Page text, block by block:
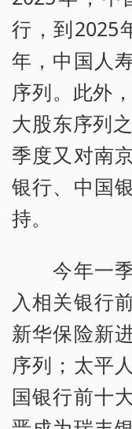
行，到2025
年，中国人
序列。此外
大股东序列
季度又对南
银行、中国
持。
今年一季
入相关银行
新华保险新
序列；太平
国银行前十